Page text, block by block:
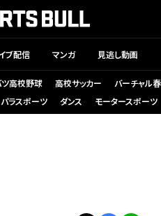
ブ配信 マンガ 見逃し動画
ツ高校野球 高校サッカー バーチャル
パラスポーツ ダンス モータースポーツ